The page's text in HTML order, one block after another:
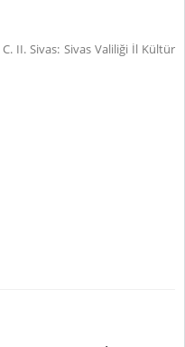
C. II. Sivas: Sivas Valiliği İl Kültür